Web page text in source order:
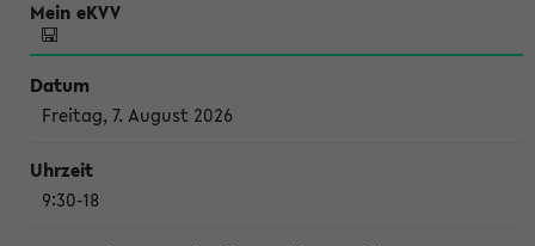
Freitag, 7. August 2026
9:30-18